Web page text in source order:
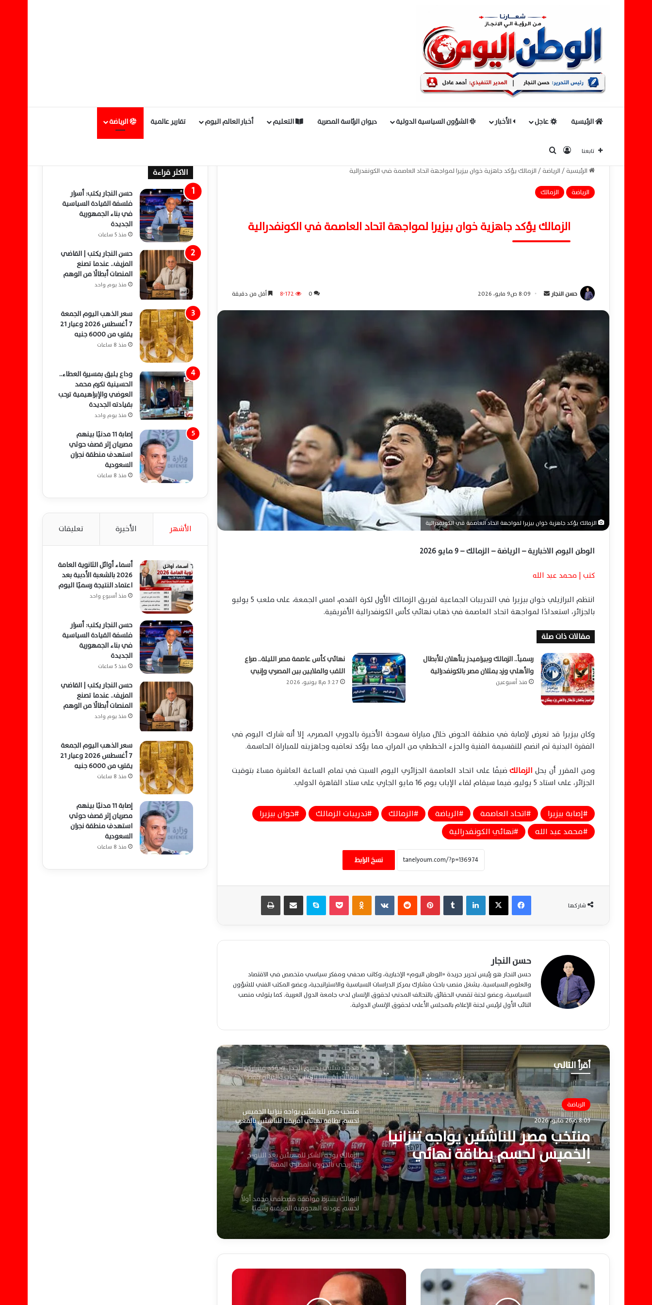
الرئيسية عاجل الأخبار الشؤون السياسية الدولية ديوان الرئاسة المصرية التعليم أخبار العالم اليوم تقارير عالمية الرياضة
تابعنا تسجيل الدخول
الرئيسية/الرياضة/الزمالك يؤكد جاهزية خوان بيزيرا لمواجهة اتحاد العاصمة في الكونفدرالية
الرياضة
الزمالك
الزمالك يؤكد جاهزية خوان بيزيرا لمواجهة اتحاد العاصمة في الكونفدرالية
حسن النجار
د
ا
إ
ل
ك
ت
8:09 ص9 مايو، 2026 0 8٬172 أقل من دقيقة
الزمالك يؤكد جاهزية خوان بيزيرا لمواجهة اتحاد العاصمة في الكونفدرالية
الوطن اليوم الاخبارية – الرياضة – الزمالك – 9 مايو 2026
كتب | محمد عبد الله
انتظم البرازيلي خوان بيزيرا في التدريبات الجماعية لفريق الزمالك الأول لكرة القدم، امس الجمعة، على ملعب 5 يوليو
بالجزائر، استعدادًا لمواجهة اتحاد العاصمة في ذهاب نهائي كأس الكونفدرالية الأفريقية.
مقالات ذات صلة
رسمياً.. الزمالك وبيراميدز يتأهلان للأبطال
والأهلي وزد يمثلان مصر بالكونفدرالية
منذ أسبوعين
نهائي كأس عاصمة مصر الليلة.. صراع
اللقب والملايين بين المصري وإنبي
3:27 م8 يونيو، 2026
وكان بيزيرا قد تعرض لإصابة في منطقة الحوض خلال مباراة سموحة الأخيرة بالدوري المصري، إلا أنه شارك اليوم في
الفقرة البدنية ثم انضم للتقسيمة الفنية والجزء الخططي من المران، مما يؤكد تعافيه وجاهزيته للمباراة الحاسمة.
ومن المقرر أن يحل الزمالك ضيفًا على اتحاد العاصمة الجزائري اليوم السبت في تمام الساعة العاشرة مساءً بتوقيت
الجزائر، على استاد 5 يوليو، فيما سيقام لقاء الإياب يوم 16 مايو الجاري على ستاد القاهرة الدولي.
إصابة بيزيرا اتحاد العاصمة الرياضة الزمالك تدريبات الزمالك
خوان بيزيرا
محمد عبد الله
نهائي الكونفدرالية
نسخ الرابط
شاركها
فيسبوك ‫X لينكدإن بينتيريست ‏VKontakte سكايب مشاركة عبر البريد
حسن النجار
حسن النجار هو رئيس تحرير جريدة «الوطن اليوم» الإخبارية، وكاتب صحفي ومفكر سياسي متخصص في الاقتصاد
والعلوم السياسية. يشغل منصب باحث مشارك بمركز الدراسات السياسية والاستراتيجية، وعضو المكتب الفني للشؤون
السياسية، وعضو لجنة تقصي الحقائق بالتحالف المدني لحقوق الإنسان لدى جامعة الدول العربية. كما يتولى منصب
النائب الأول لرئيس لجنة الإعلام بالمجلس الأعلى لحقوق الإنسان الدولية.
أقرأ التالي
الرياضة
8:03 م26 مايو، 2026
منتخب مصر للناشئين يواجه تنزانيا
الخميس لحسم بطاقة نهائي
أفريقيا للناشئين بالمغرب
الزمالك بطلاً للدوري المصري بعد فوز قاتل
على سيراميكا كليوباترا بهدف نظيف
حصد لقب الدوري المصري
عاجل – معتمد جمال يعلن تشكيل الزمالك ضد
سيراميكا بعودة محمد عواد أساسياً
ويطالبهم بتحقيق الفوز المنتظر
مدحت شلبي يحسم الجدل ويؤكد مشاركة
الزمالك أفريقيًا بالمستحقات والنتائج فقط
منتخب مصر للناشئين يواجه تنزانيا الخميس
لحسم بطاقة نهائي أفريقيا للناشئين بالمغرب
الزمالك يوجه الشكر للمهنئين بعد التتويج
التاريخي بالدوري المصري الممتاز
الزمالك يشترط موافقة مصطفى محمد أولاً
لحسم عودته الهجومية المرتقبة رسميًا
احد لاعبي الزمالك للجماهير : اللقب هديتكم..
و«الحدوتة» تحققت أخيرًا
الزمالك بطلاً للدوري المصري بعد فوز قاتل
على سيراميكا كليوباترا بهدف نظيف
ت
ا
ع
الاكثر قراءة
حسن النجار يكتب: أسرار
فلسفة القيادة السياسية
في بناء الجمهورية
الجديدة
منذ 5 ساعات
حسن النجار يكتب | القاضي
المزيف.. عندما تصنع
المنصات أبطالًا من الوهم
منذ يوم واحد
سعر الذهب اليوم الجمعة
7 أغسطس 2026 وعيار 21
يقترب من 6000 جنيه
منذ 8 ساعات
وداع يليق بمسيرة العطاء..
الحسينية تكرم محمد
العوضي والإبراهيمية ترحب
بقيادته الجديدة
منذ يوم واحد
إصابة 11 مدنيًا بينهم
مصريان إثر قصف حوثي
استهدف منطقة نجران
السعودية
منذ 8 ساعات
الأشهر الأخيرة تعليقات
أسماء أوائل الثانوية العامة
2026 بالشعبة الأدبية بعد
اعتماد النتيجة رسميًا اليوم
منذ أسبوع واحد
حسن النجار يكتب: أسرار
فلسفة القيادة السياسية
في بناء الجمهورية
الجديدة
منذ 5 ساعات
حسن النجار يكتب | القاضي
المزيف.. عندما تصنع
المنصات أبطالًا من الوهم
منذ يوم واحد
سعر الذهب اليوم الجمعة
7 أغسطس 2026 وعيار 21
يقترب من 6000 جنيه
منذ 8 ساعات
إصابة 11 مدنيًا بينهم
مصريان إثر قصف حوثي
استهدف منطقة نجران
السعودية
منذ 8 ساعات